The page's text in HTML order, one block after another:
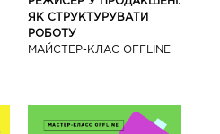
ЯК СТРУКТУРУВАТИ
РОБОТУ
МАЙСТЕР-КЛАС OFFLINE